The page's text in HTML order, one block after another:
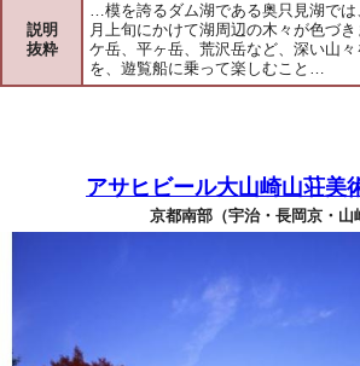
説明
抜粋
…模を誇るダム湖である奥只見湖では
月上旬にかけて湖周辺の木々が色づ
ケ岳、平ヶ岳、荒沢岳など、深い山
を、遊覧船に乗って楽しむこと…
アサヒビール大山崎山荘美
京都南部（宇治・長岡京・山